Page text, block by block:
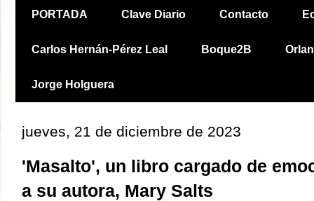
PORTADA Clave Diario Contacto
Carlos Hernán-Pérez Leal Boque2B
Jorge Holguera
jueves, 21 de diciembre de 2023
'Masalto', un libro cargado de
a su autora, Mary Salts